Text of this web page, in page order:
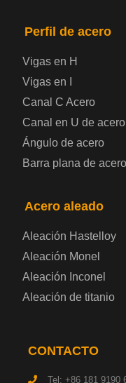
Placa de acero
Chapa de acero a
Chapa de acero
Placa de acero
Placa de acero
Placa de acero
Placa de acero
Perfil de acero
Vigas en H
Vigas en I
Canal C Acero
Canal en U de acero
Ángulo de acero
Barra plana de acero
Acero aleado
Aleación Hastelloy
Aleación Monel
Aleación Inconel
Aleación de titanio
CONTACTO
Tel: +86 181 9190